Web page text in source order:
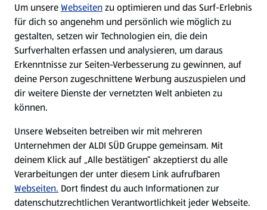
WhatsApp
Über ALDI SÜD
Filialen
Nachhaltigkeit
Karriere
Um unsereWebseitenzu optimieren und das Surf-Erlebnis
für dich so angenehm und persönlich wie möglich zu
gestalten, setzen wir Technologien ein, die dein
Surfverhalten erfassen und analysieren, um daraus
Erkenntnisse zur Seiten-Verbesserung zu gewinnen, auf
deine Person zugeschnittene Werbung auszuspielen und
dir weitere Dienste der vernetzten Welt anbieten zu
können.
Unsere Webseiten betreiben wir mit mehreren
Unternehmen der ALDI SÜD Gruppe gemeinsam. Mit
deinem Klick auf „Alle bestätigen“ akzeptierst du alle
Verarbeitungen der unter diesem Link aufrufbaren
Webseiten. Dort findest du auch Informationen zur
datenschutzrechtlichen Verantwortlichkeit jeder Webseite.